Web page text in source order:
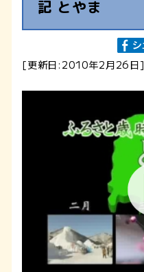
記 とやま
[更新日:2010年2月26日]